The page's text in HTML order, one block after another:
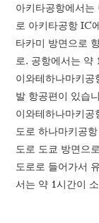
아키타공항에서는
로 아키타공항 IC
타카미 방면으로
로. 공항에서는 약
이와테하나마키
발 항공편이 있습
이와테하나마키공
도로 하나마키공
도로 도쿄 방면으
도로로 들어가서
서는 약 1시간이 소